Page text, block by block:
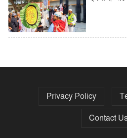
নির্বাচনের
Privacy Policy
Contact